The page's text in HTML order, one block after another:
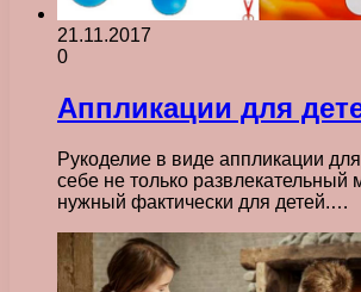
21.11.2017
0
Аппликации для
Рукоделие в виде аппликации
себе не только развлекательный
нужный фактически для детей.…